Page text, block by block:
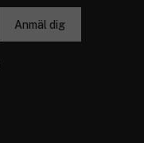
Anmäl dig